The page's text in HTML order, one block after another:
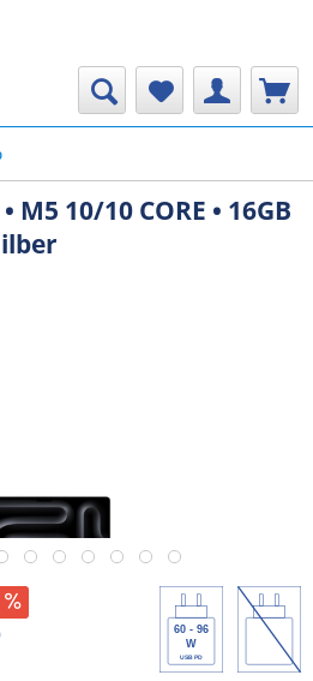
M5 10/10 CORE • 16GB
60 - 96
W
USB PD